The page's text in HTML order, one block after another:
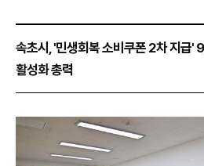
속초시, '민생회복 소비쿠폰 2차 지급'
활성화 총력